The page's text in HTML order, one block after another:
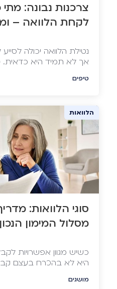
צרכנות נבונה:
לקחת הלוואה –
נטילת הלוואה יכולה
אך לא תמיד היא כדאית.
כללי האצבע שיאפשרו
טיפים
הלוואות
סוגי הלוואות:
מסלול המימון
כשיש מגוון אפשרויות
שלכם. כדי לסייע לכם
מושגים